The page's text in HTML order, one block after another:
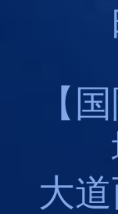
邮
【
地
大